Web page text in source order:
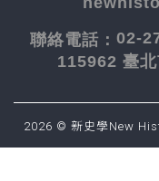
聯絡電話： 02-
115962 臺
2026 © 新史學New